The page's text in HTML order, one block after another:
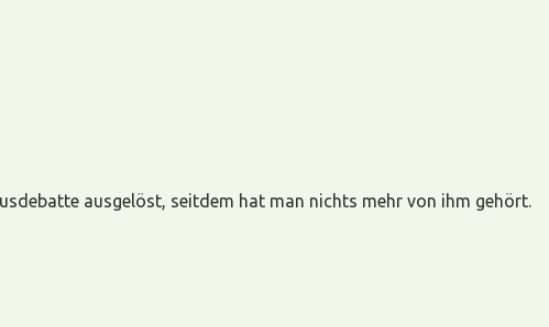
ausgelöst, seitdem hat man nichts mehr von ihm gehört.